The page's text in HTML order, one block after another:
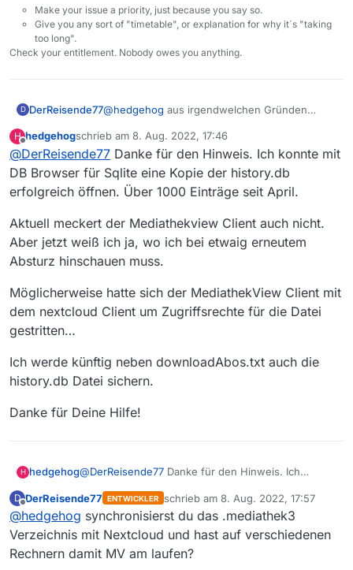
Make your issue a priority, just because you say so.
Give you any sort of "timetable", or explanation for why it´s "taking
too long".
Check your entitlement. Nobody owes you anything.
D DerReisende77@hedgehog aus irgendwelchen Gründen
Beende MV, benenne die Datei un/lösche sie
und starte erneut. Die History an sich ist damit
verloren.
Ggf kann man schauen ob die alte Datenbank
noch mit DB Browser for Sqlite lesbar ist.
Probleme mehr auftreten
H
Offline
hedgehogschrieb am 8. Aug. 2022, 17:46
zuletzt editiert von
@DerReisende77 Danke für den Hinweis. Ich konnte mit
DB Browser für Sqlite eine Kopie der history.db
erfolgreich öffnen. Über 1000 Einträge seit April.
Aktuell meckert der Mediathekview Client auch nicht.
Aber jetzt weiß ich ja, wo ich bei etwaig erneutem
Absturz hinschauen muss.
Möglicherweise hatte sich der MediathekView Client mit
dem nextcloud Client um Zugriffsrechte für die Datei
gestritten…
Ich werde künftig neben downloadAbos.txt auch die
history.db Datei sichern.
Danke für Deine Hilfe!
H hedgehog@DerReisende77 Danke für den Hinweis. Ich
history.db erfolgreich öffnen. Über 1000 Einträge
seit April.
Aktuell meckert der Mediathekview Client auch
nicht. Aber jetzt weiß ich ja, wo ich bei etwaig
erneutem Absturz hinschauen muss.
Möglicherweise hatte sich der MediathekView
Client mit dem nextcloud Client um Zugriffsrechte
für die Datei gestritten…
Ich werde künftig neben downloadAbos.txt auch die
D
Offline
DerReisende77 ENTWICKLER schrieb am 8. Aug. 2022, 17:57
zuletzt editiert von
@hedgehog synchronisierst du das .mediathek3
Verzeichnis mit Nextcloud und hast auf verschiedenen
Rechnern damit MV am laufen?